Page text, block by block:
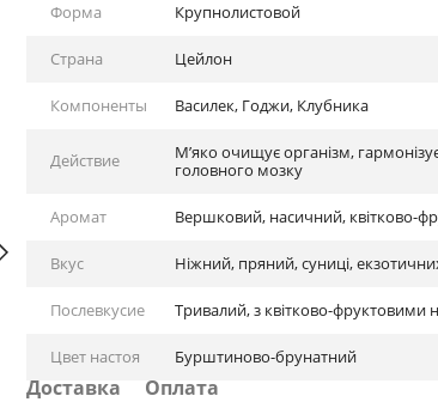
Форма Крупнолистовой
Страна Цейлон
Компоненты Василек, Годжи, Клубника
Действие
М’яко очищує організм,
головного мозку
Аромат Вершковий, насичний, квітково-
Вкус Ніжний, пряний, суниці,
Послевкусие Тривалий, з квітково-фруктовими
Цвет настоя Бурштиново-брунатний
Доставка
Оплата